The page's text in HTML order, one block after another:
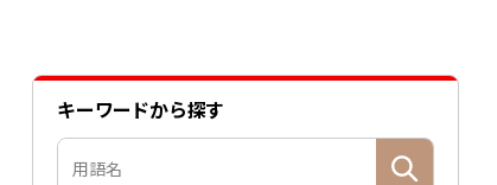
キーワードから探す